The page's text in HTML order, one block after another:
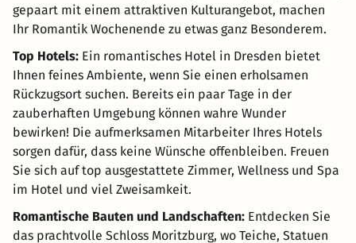
gepaart mit einem attraktiven Kulturangebot, machen
Ihr Romantik Wochenende zu etwas ganz Besonderem.
Top Hotels: Ein romantisches Hotel in Dresden bietet
Ihnen feines Ambiente, wenn Sie einen erholsamen
Rückzugsort suchen. Bereits ein paar Tage in der
zauberhaften Umgebung können wahre Wunder
bewirken! Die aufmerksamen Mitarbeiter Ihres Hotels
sorgen dafür, dass keine Wünsche offenbleiben. Freuen
Sie sich auf top ausgestattete Zimmer, Wellness und Spa
im Hotel und viel Zweisamkeit.
Romantische Bauten und Landschaften: Entdecken Sie
das prachtvolle Schloss Moritzburg, wo Teiche, Statuen